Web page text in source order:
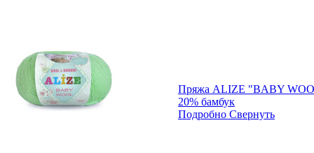
Пряжа ALIZE "BABY
20% бамбук
Подробно Свернуть